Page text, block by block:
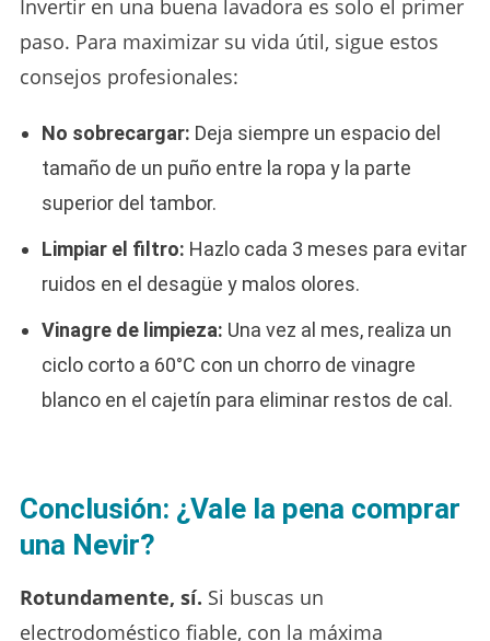
Invertir en una buena lavadora es solo el primer
paso. Para maximizar su vida útil, sigue estos
consejos profesionales:
No sobrecargar: Deja siempre un espacio del
tamaño de un puño entre la ropa y la parte
superior del tambor.
Limpiar el filtro: Hazlo cada 3 meses para evitar
ruidos en el desagüe y malos olores.
Vinagre de limpieza: Una vez al mes, realiza un
ciclo corto a 60°C con un chorro de vinagre
blanco en el cajetín para eliminar restos de cal.
Conclusión: ¿Vale la pena comprar
una Nevir?
Rotundamente, sí. Si buscas un
electrodoméstico fiable, con la máxima